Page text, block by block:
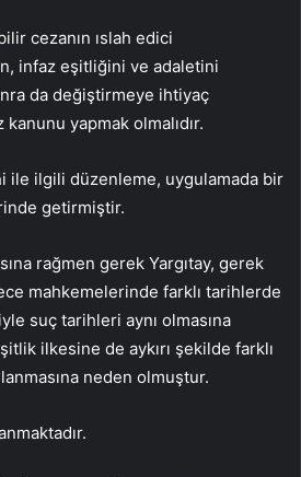
cezanın ıslah edici
infaz eşitliğini ve adaletini
da değiştirmeye ihtiyaç
yapmak olmalıdır.
ile ilgili düzenleme, uygulamada bir
getirmiştir.
rağmen gerek Yargıtay, gerek
mahkemelerinde farklı tarihlerde
suç tarihleri aynı olmasına
ilkesine de aykırı şekilde farklı
neden olmuştur.